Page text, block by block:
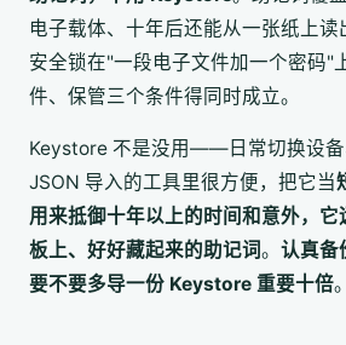
电子载体、十年后还能从一张纸上
安全锁在"一段电子文件加一个密码"
件、保管三个条件得同时成立。
Keystore 不是没用——日常切换设备
JSON 导入的工具里很方便，把它当
用来抵御十年以上的时间和意外，
板上、好好藏起来的助记词。 认真备
要不要多导一份 Keystore 重要十倍。